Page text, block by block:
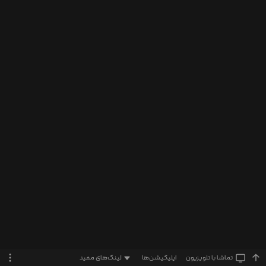
تماشا‌ با تلویزیون اپلیکیشن‌ها لینک‌های مفید